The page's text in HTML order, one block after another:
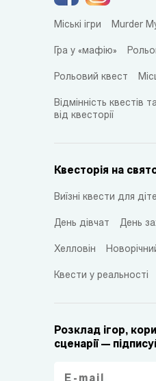
Міські ігри Murder
Гра у «мафію»
Рольовий квест
Відмінність квестів
від квесторії
Квесторія на
Виїзні квести для
День дівчат День
Хелловін
Квести у реальності
Розклад ігор,
сценарії —